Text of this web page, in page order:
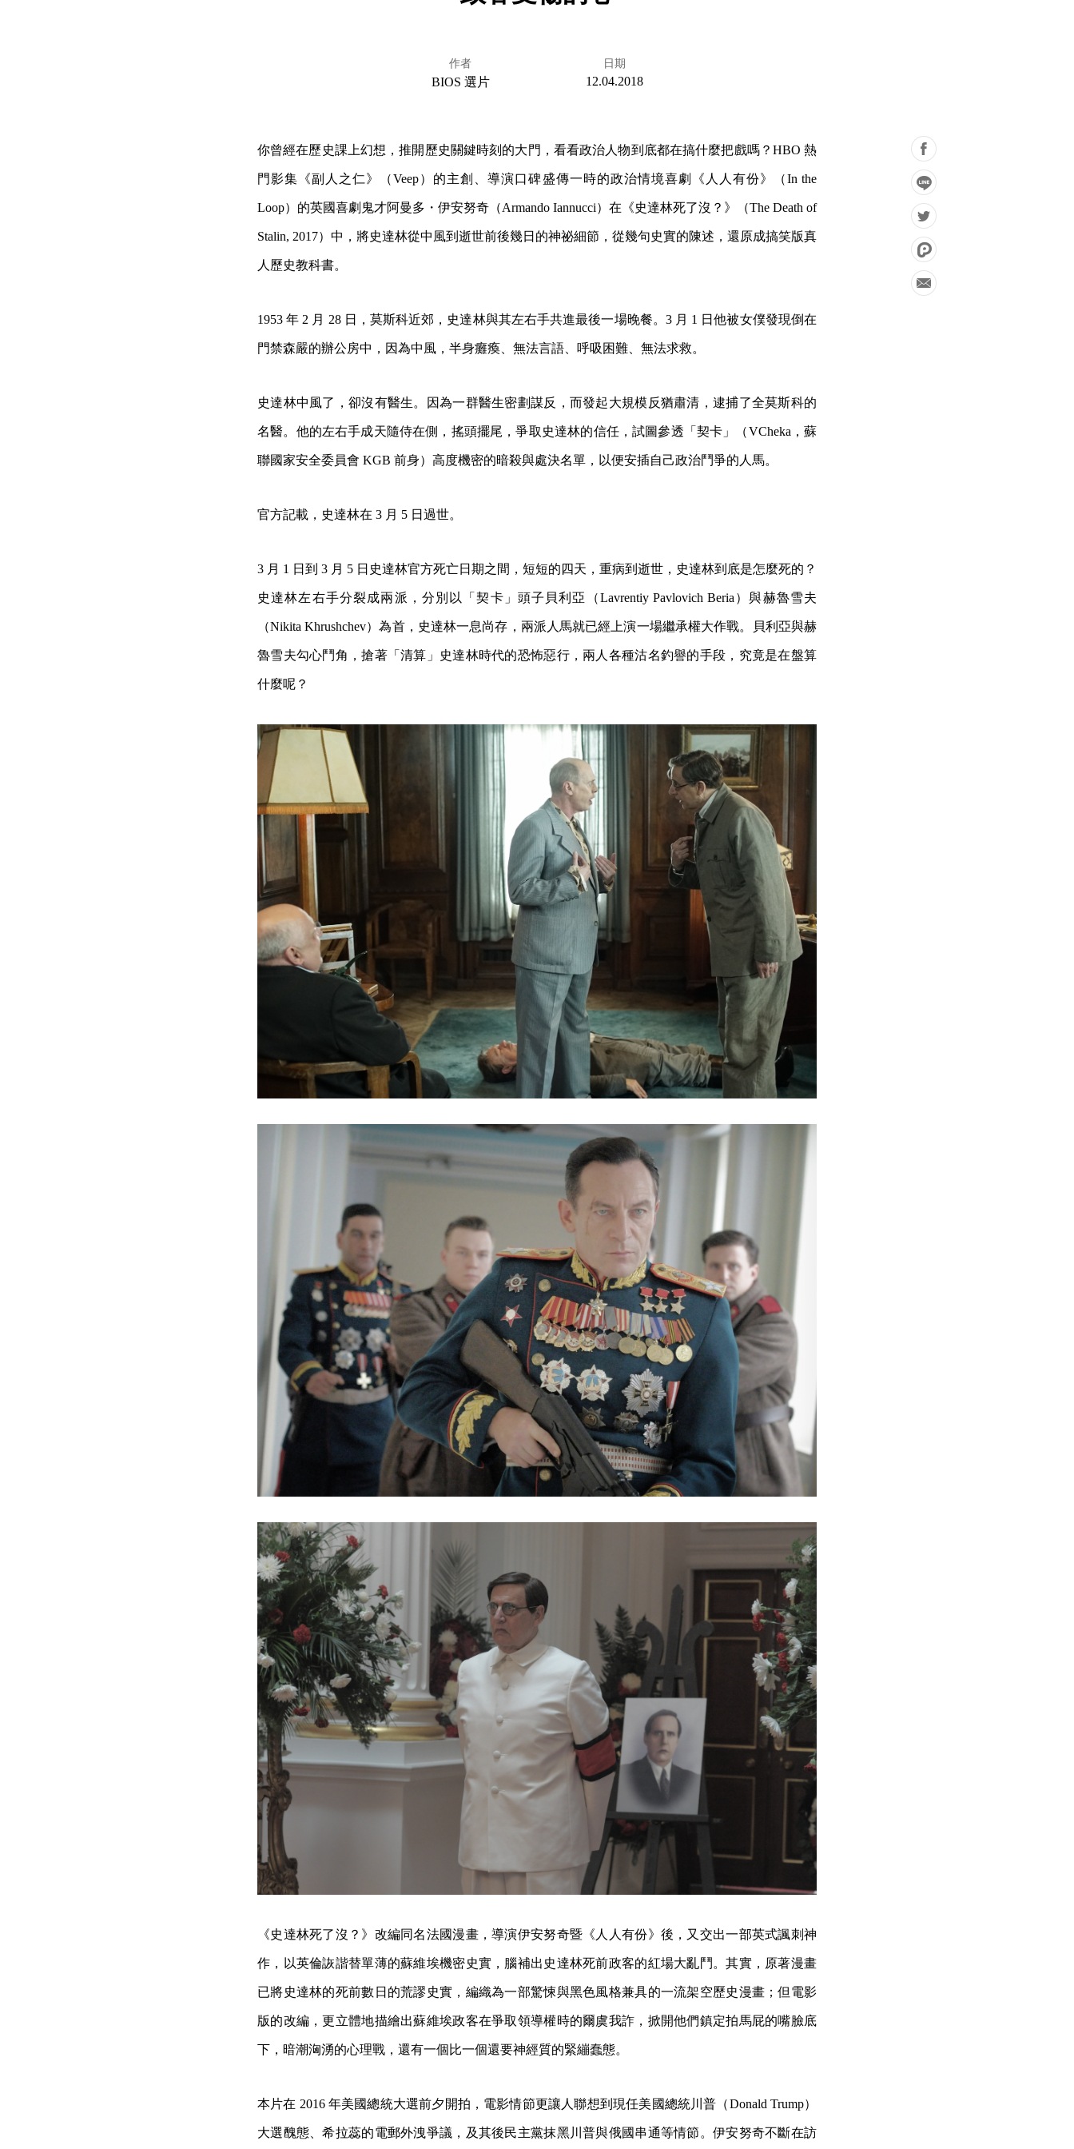
作者
BIOS 選片
日期
12.04.2018
你曾經在歷史課上幻想，推開歷史關鍵時刻的大門，看看政治人物到底都在搞什麼把戲嗎？HBO 熱
門影集《副人之仁》（Veep）的主創、導演口碑盛傳一時的政治情境喜劇《人人有份》（In the
Loop）的英國喜劇鬼才阿曼多・伊安努奇（Armando Iannucci）在《史達林死了沒？》（The Death of
Stalin, 2017）中，將史達林從中風到逝世前後幾日的神祕細節，從幾句史實的陳述，還原成搞笑版真
人歷史教科書。
1953 年 2 月 28 日，莫斯科近郊，史達林與其左右手共進最後一場晚餐。3 月 1 日他被女僕發現倒在
門禁森嚴的辦公房中，因為中風，半身癱瘓、無法言語、呼吸困難、無法求救。
史達林中風了，卻沒有醫生。因為一群醫生密劃謀反，而發起大規模反猶肅清，逮捕了全莫斯科的
名醫。他的左右手成天隨侍在側，搖頭擺尾，爭取史達林的信任，試圖參透「契卡」（VCheka，蘇
聯國家安全委員會 KGB 前身）高度機密的暗殺與處決名單，以便安插自己政治鬥爭的人馬。
官方記載，史達林在 3 月 5 日過世。
3 月 1 日到 3 月 5 日史達林官方死亡日期之間，短短的四天，重病到逝世，史達林到底是怎麼死的？
史達林左右手分裂成兩派，分別以「契卡」頭子貝利亞（Lavrentiy Pavlovich Beria）與赫魯雪夫
（Nikita Khrushchev）為首，史達林一息尚存，兩派人馬就已經上演一場繼承權大作戰。貝利亞與赫
魯雪夫勾心鬥角，搶著「清算」史達林時代的恐怖惡行，兩人各種沽名釣譽的手段，究竟是在盤算
什麼呢？
《史達林死了沒？》改編同名法國漫畫，導演伊安努奇暨《人人有份》後，又交出一部英式諷刺神
作，以英倫詼諧替單薄的蘇維埃機密史實，腦補出史達林死前政客的紅場大亂鬥。其實，原著漫畫
已將史達林的死前數日的荒謬史實，編織為一部驚悚與黑色風格兼具的一流架空歷史漫畫；但電影
版的改編，更立體地描繪出蘇維埃政客在爭取領導權時的爾虞我詐，掀開他們鎮定拍馬屁的嘴臉底
下，暗潮洶湧的心理戰，還有一個比一個還要神經質的緊繃蠢態。
本片在 2016 年美國總統大選前夕開拍，電影情節更讓人聯想到現任美國總統川普（Donald Trump）
大選醜態、希拉蕊的電郵外洩爭議，及其後民主黨抹黑川普與俄國串通等情節。伊安努奇不斷在訪